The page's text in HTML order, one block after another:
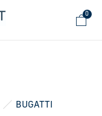
0
BUGATTI